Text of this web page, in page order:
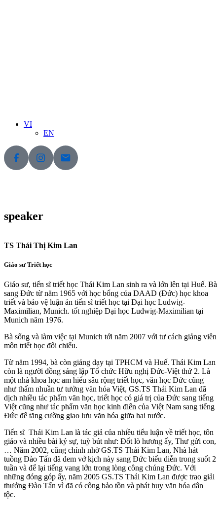
VI
EN
speaker
TS Thái Thị Kim Lan
Giáo sư Triết học
Giáo sư, tiến sĩ triết học Thái Kim Lan sinh ra và lớn lên tại Huế. Bà
sang Đức từ năm 1965 với học bổng của DAAD (Đức) học khoa
triết và bảo vệ luận án tiến sĩ triết học tại Đại học Ludwig-
Maximilian, Munich. tốt nghiệp Đại học Ludwig-Maximilian tại
Munich năm 1976.
Bà sống và làm việc tại Munich tới năm 2007 với tư cách giảng viên
môn triết học đối chiếu.
Từ năm 1994, bà còn giảng dạy tại TPHCM và Huế. Thái Kim Lan
còn là người đồng sáng lập Tổ chức Hữu nghị Đức-Việt thứ 2. Là
một nhà khoa học am hiểu sâu rộng triết học, văn học Đức cũng
như thấm nhuần tư tưởng văn hóa Việt, GS.TS Thái Kim Lan đã
dịch nhiều tác phẩm văn học, triết học có giá trị của Đức sang tiếng
Việt cũng như tác phẩm văn học kinh điển của Việt Nam sang tiếng
Đức để tăng cường giao lưu văn hóa giữa hai nước.
Tiến sĩ Thái Kim Lan là tác giả của nhiều tiểu luận về triết học, tôn
giáo và nhiều bài ký sự, tuỳ bút như: Đốt lò hương ấy, Thư gửi con,
… Năm 2002, cũng chính nhờ GS.TS Thái Kim Lan, Nhà hát
tuồng Đào Tấn đã đem vở kịch này sang Đức biểu diễn trong suốt 2
tuần và để lại tiếng vang lớn trong lòng công chúng Đức. Với
những đóng góp ấy, năm 2005 GS.TS Thái Kim Lan được trao giải
thưởng Đào Tấn vì đã có công bảo tồn và phát huy văn hóa dân
tộc.